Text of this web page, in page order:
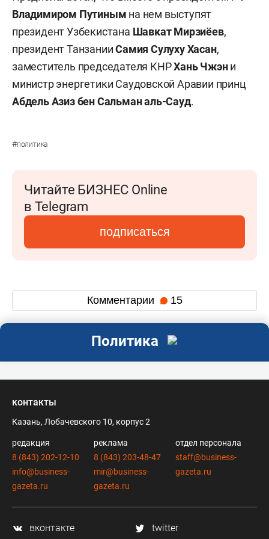
Владимиром Путиным на нем выступят
президент Узбекистана Шавкат Мирзиёев,
президент ТанзанииСамия Сулуху Хасан,
заместитель председателя КНРХань Чжэни
министр энергетики Саудовской Аравии принц
Абдель Азиз бен Сальман аль-Сауд.
#политика
Читайте БИЗНЕС Online
в Telegram
подписаться
Комментарии 15
Политика
контакты
Казань, Лобачевского 10, корпус 2
редакция
8 (843) 202-12-10
info@business-
gazeta.ru
реклама
8 (843) 203-48-47
mir@business-
gazeta.ru
отдел персонала
staff@business-
gazeta.ru
вконтакте twitter